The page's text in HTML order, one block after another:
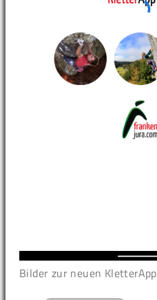
Bilder zur neuen KletterApp